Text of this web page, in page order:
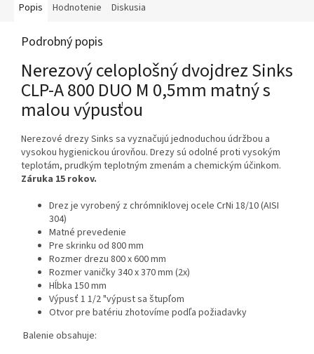
Popis Hodnotenie Diskusia
Podrobný popis
Nerezový celoplošný dvojdrez Sinks
CLP-A 800 DUO M 0,5mm matný s
malou výpusťou
Nerezové drezy Sinks sa vyznačujú jednoduchou údržbou a
vysokou hygienickou úrovňou. Drezy sú odolné proti vysokým
teplotám, prudkým teplotným zmenám a chemickým účinkom.
Záruka 15 rokov.
Drez je vyrobený z chrómniklovej ocele CrNi 18/10 (AISI
304)
Matné prevedenie
Pre skrinku od 800 mm
Rozmer drezu 800 x 600 mm
Rozmer vaničky 340 x 370 mm (2x)
Hĺbka 150 mm
Výpusť 1 1/2 "výpust sa štupľom
Otvor pre batériu zhotovíme podľa požiadavky
Balenie obsahuje: